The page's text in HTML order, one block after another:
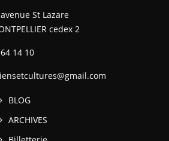
St Lazare
cedex 2
14 10
BLOG
ARCHIVES